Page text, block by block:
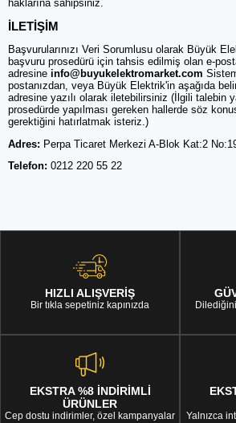
haklarına sahipsiniz.
İLETİŞİM
Başvurularınızı Veri Sorumlusu olarak Büyük
başvuru prosedürü için tahsis edilmiş olan e-
adresine info@buyukelektromarket.com
postanızdan, veya Büyük Elektrik'in aşağıda
adresine yazılı olarak iletebilirsiniz (İlgili talebin
prosedürde yapılması gereken hallerde söz
gerektiğini hatırlatmak isteriz.)
Adres: Perpa Ticaret Merkezi A-Blok Kat:2
Telefon: 0212 220 55 22
HIZLI ALIŞVERİŞ
Bir tıkla sepetiniz kapınızda
EKSTRA %8 İNDİRİMLİ
ÜRÜNLER
Cep dostu indirimler, özel kampanyalar Yalnızca